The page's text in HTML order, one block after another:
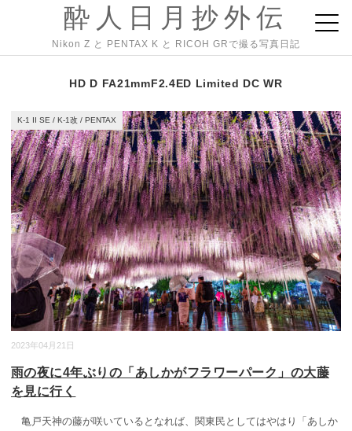
酔人日月抄外伝
Nikon Z と PENTAX K と RICOH GRで撮る写真日記
HD D FA21mmF2.4ED Limited DC WR
2023年04月21日
K-1 II SE / K-1改 / PENTAX
雨の夜に4年ぶりの「あしかがフラワーパーク」の大藤
を見に行く
亀戸天神の藤が咲いているとなれば、関東民としてはやはり「あしか